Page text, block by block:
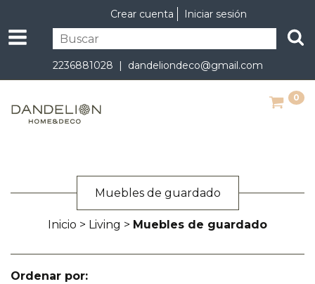
Crear cuenta Iniciar sesión
2236881028 | dandeliondeco@gmail.com
0
Muebles de guardado
Inicio > Living > Muebles de guardado
Ordenar por: